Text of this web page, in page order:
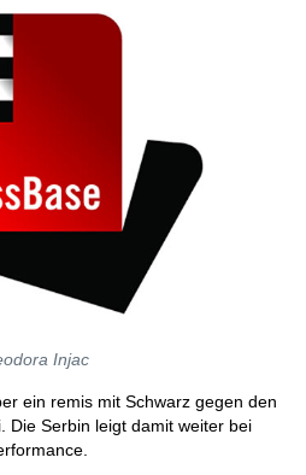
Injac
ein remis mit Schwarz gegen den
Die Serbin leigt damit weiter bei